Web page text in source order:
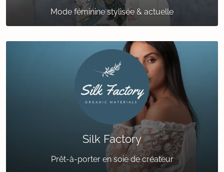
Mode féminine stylisée & actuelle
Silk Factory
Prêt-à-porter en soie de créateur